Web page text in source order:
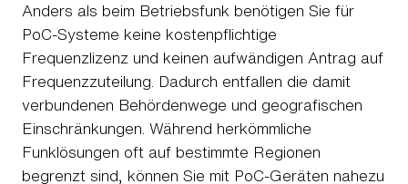
Anders als beim Betriebsfunk benötigen Sie für
PoC-Systeme keine kostenpflichtige
Frequenzlizenz und keinen aufwändigen Antrag auf
Frequenzzuteilung. Dadurch entfallen die damit
verbundenen Behördenwege und geografischen
Einschränkungen. Während herkömmliche
Funklösungen oft auf bestimmte Regionen
begrenzt sind, können Sie mit PoC-Geräten nahezu